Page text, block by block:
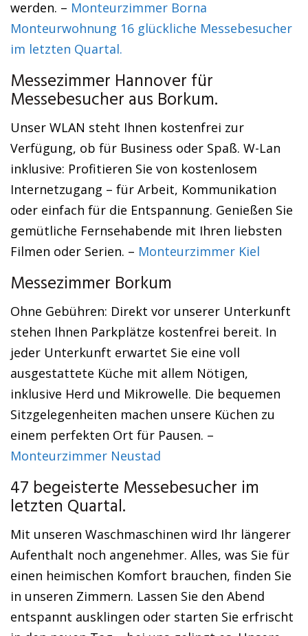
werden. – Monteurzimmer Borna
Monteurwohnung 16 glückliche Messebesucher
im letzten Quartal.
Messezimmer Hannover für
Messebesucher aus Borkum.
Unser WLAN steht Ihnen kostenfrei zur
Verfügung, ob für Business oder Spaß. W-Lan
inklusive: Profitieren Sie von kostenlosem
Internetzugang – für Arbeit, Kommunikation
oder einfach für die Entspannung. Genießen Sie
gemütliche Fernsehabende mit Ihren liebsten
Filmen oder Serien. – Monteurzimmer Kiel
Messezimmer Borkum
Ohne Gebühren: Direkt vor unserer Unterkunft
stehen Ihnen Parkplätze kostenfrei bereit. In
jeder Unterkunft erwartet Sie eine voll
ausgestattete Küche mit allem Nötigen,
inklusive Herd und Mikrowelle. Die bequemen
Sitzgelegenheiten machen unsere Küchen zu
einem perfekten Ort für Pausen. –
Monteurzimmer Neustad
47 begeisterte Messebesucher im
letzten Quartal.
Mit unseren Waschmaschinen wird Ihr längerer
Aufenthalt noch angenehmer. Alles, was Sie für
einen heimischen Komfort brauchen, finden Sie
in unseren Zimmern. Lassen Sie den Abend
entspannt ausklingen oder starten Sie erfrischt